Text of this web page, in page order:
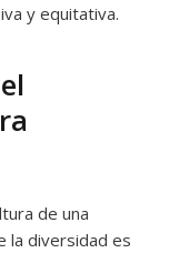
y equitativa.
de una
la diversidad es